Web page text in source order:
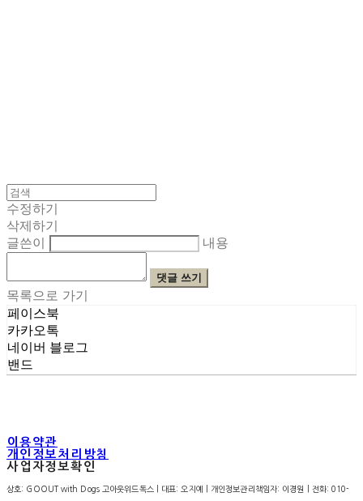
수정하기
삭제하기
글쓴이
내용
댓글 쓰기
목록으로 가기
페이스북
카카오톡
네이버 블로그
밴드
이용약관
개인정보처리방침
사업자정보확인
상호: GOOUT with Dogs 고아웃위드독스 | 대표: 오지예 | 개인정보관리책임자: 이경원 | 전화: 010-